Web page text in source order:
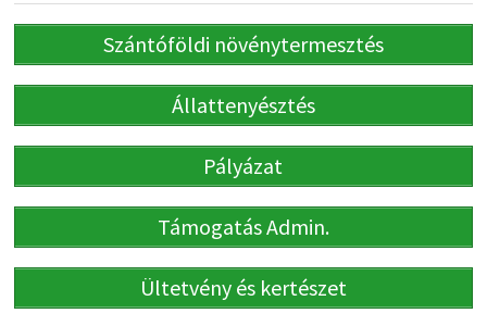
Szántóföldi növénytermesztés
Állattenyésztés
Pályázat
Támogatás Admin.
Ültetvény és kertészet